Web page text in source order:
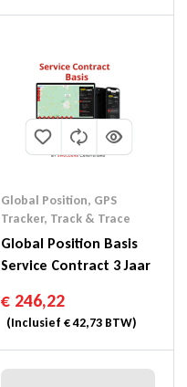
Global Position, GPS
Tracker, Track & Trace
Global Position Basis
Service Contract 3 Jaar
€ 246,22
(Inclusief €42,73 BTW)